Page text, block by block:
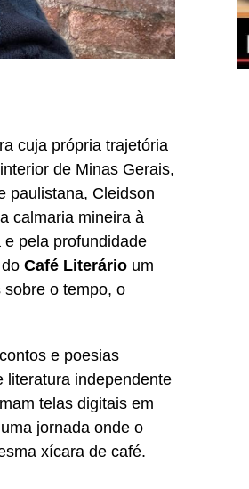
cuja própria trajetória
de Minas Gerais,
paulistana, Cleidson
calmaria mineira à
pela profundidade
Café Literário um
o tempo, o
e poesias
literatura independente
telas digitais em
jornada onde o
xícara de café.